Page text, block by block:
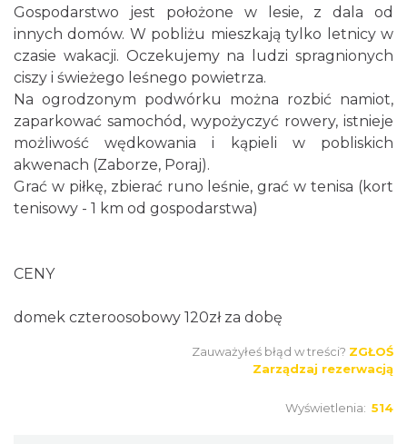
Gospodarstwo jest położone w lesie, z dala od
innych domów. W pobliżu mieszkają tylko letnicy w
czasie wakacji. Oczekujemy na ludzi spragnionych
ciszy i świeżego leśnego powietrza.
Na ogrodzonym podwórku można rozbić namiot,
zaparkować samochód, wypożyczyć rowery, istnieje
możliwość wędkowania i kąpieli w pobliskich
akwenach (Zaborze, Poraj).
Grać w piłkę, zbierać runo leśnie, grać w tenisa (kort
tenisowy - 1 km od gospodarstwa)
CENY
domek czteroosobowy 120zł za dobę
Zauważyłeś błąd w treści? ZGŁOŚ
Zarządzaj rezerwacją
Wyświetlenia: 514